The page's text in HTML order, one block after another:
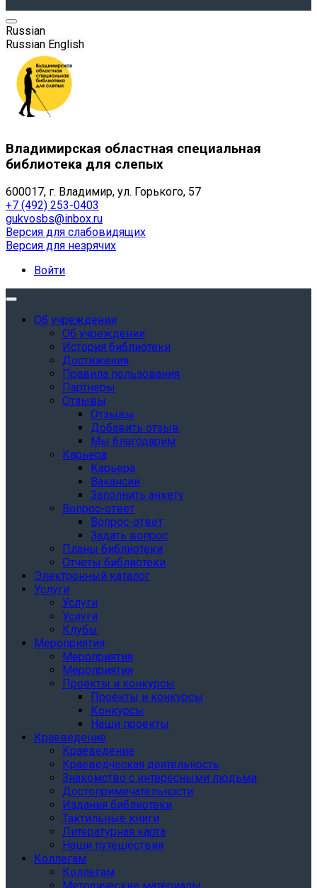
Russian
Russian English
Владимирская областная специальная
библиотека для слепых
600017, г. Владимир, ул. Горького, 57
+7 (492) 253-0403
gukvosbs@inbox.ru
Версия для слабовидящих
Версия для незрячих
Войти
Об учреждении
Об учреждении
История библиотеки
Достижения
Правила пользования
Партнёры
Отзывы
Отзывы
Добавить отзыв
Мы благодарим
Карьера
Карьера
Вакансии
Заполнить анкету
Вопрос-ответ
Вопрос-ответ
Задать вопрос
Планы библиотеки
Отчеты библиотеки
Электронный каталог
Услуги
Услуги
Услуги
Клубы
Мероприятия
Мероприятия
Мероприятия
Проекты и конкурсы
Проекты и конкурсы
Конкурсы
Наши проекты
Краеведение
Краеведение
Краеведческая деятельность
Знакомство с интересными людьми
Достопримечательности
Издания библиотеки
Тактильные книги
Литературная карта
Наши путешествия
Коллегам
Коллегам